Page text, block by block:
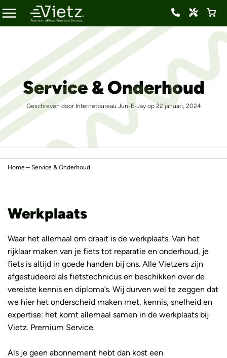
Service & Onderhoud
Geschreven door Internetbureau Jun-E-Jay op 22 januari, 2024
Home – Service & Onderhoud
Werkplaats
Waar het allemaal om draait is de werkplaats. Van het
rijklaar maken van je fiets tot reparatie en onderhoud, je
fiets is altijd in goede handen bij ons. Alle Vietzers zijn
afgestudeerd als fietstechnicus en beschikken over de
vereiste kennis en diploma’s. Wij durven wel te zeggen dat
we hier het onderscheid maken met, kennis, snelheid en
expertise: het komt allemaal samen in de werkplaats bij
Vietz. Premium Service.
Als je geen abonnement hebt dan kost een